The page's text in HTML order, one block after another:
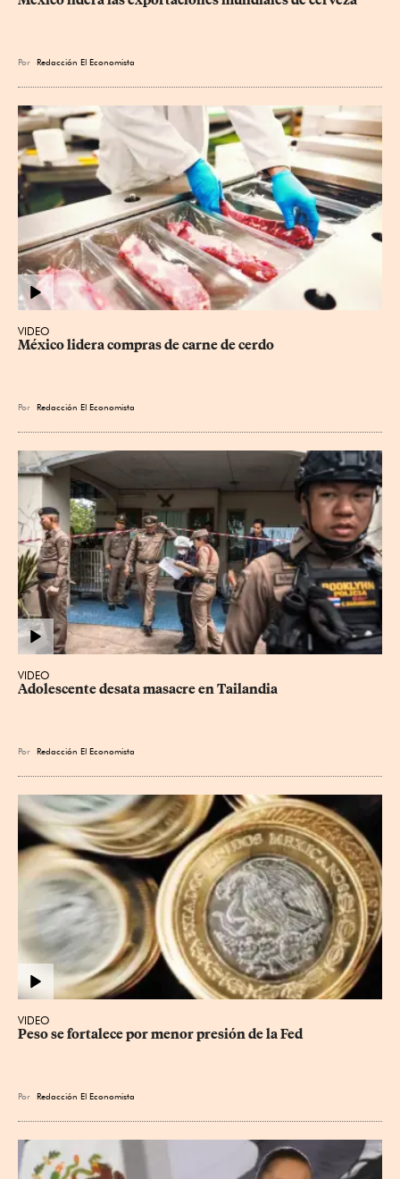
Por Redacción El Economista
VIDEO
México lidera compras de carne de cerdo
Por Redacción El Economista
VIDEO
Adolescente desata masacre en Tailandia
Por Redacción El Economista
VIDEO
Peso se fortalece por menor presión de la Fed
Por Redacción El Economista